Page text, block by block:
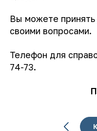
Вы можете принять
своими вопросами.
Телефон для
74-73.